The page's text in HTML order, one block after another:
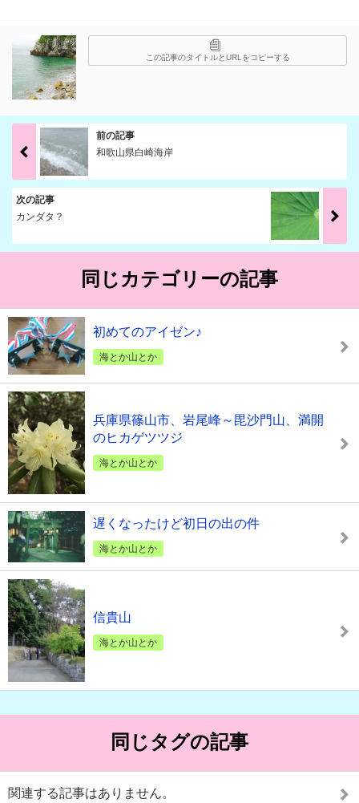
この記事のタイトルとURLをコピーする
前の記事
和歌山県白崎海岸
次の記事
カンダタ？
同じカテゴリーの記事
初めてのアイゼン♪
海とか山とか
兵庫県篠山市、岩尾峰～毘沙門山、満開
のヒカゲツツジ
海とか山とか
遅くなったけど初日の出の件
海とか山とか
信貴山
海とか山とか
同じタグの記事
関連する記事はありません。